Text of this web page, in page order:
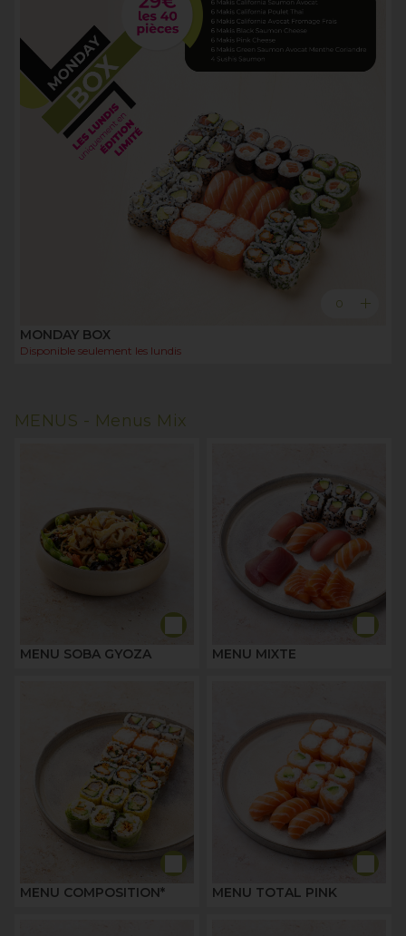
0 add
MONDAY BOX
Disponible seulement les lundis
MENUS - Menus Mix
MENU SOBA GYOZA MENU MIXTE
MENU COMPOSITION* MENU TOTAL PINK